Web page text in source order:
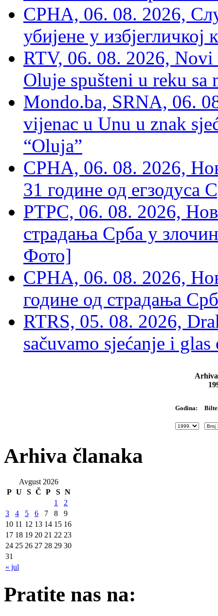
СРНА, 06. 08. 2026,
убијене у избјегличкој
RTV, 06. 08. 2026, Novi
Oluje spušteni u reku sa
Mondo.ba, SRNA, 06.
vijenac u Unu u znak
“Oluja”
СРНА, 06. 08. 2026,
31 године од егзодуса
РТРС, 06. 08. 2026,
страдања Срба у
Фото]
СРНА, 06. 08. 2026,
године од страдања
RTRS, 05. 08. 2026,
sačuvamo sjećanje i
Godina:
Arhiva članaka
Avgust 2026
P U S Č P S N
« jul
1
2
3
4 5 6 7 8
9
10 11 12 13 14 15 16
17 18 19 20 21 22 23
24 25 26 27 28 29 30
31
Pratite nas na: